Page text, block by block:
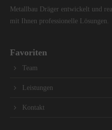
Metallbau Dräger entwickelt und
mit Ihnen professionelle Lösungen.
Favoriten
Team
Leistungen
Kontakt